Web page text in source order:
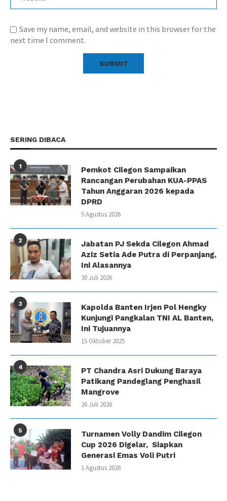
Save my name, email, and website in this browser for the
next time I comment.
SERING DIBACA
1
Pemkot Cilegon Sampaikan
Rancangan Perubahan KUA-PPAS
Tahun Anggaran 2026 kepada
DPRD
5 Agustus 2026
2
Jabatan PJ Sekda Cilegon Ahmad
Aziz Setia Ade Putra di Perpanjang,
Ini Alasannya
30 Juli 2026
3
Kapolda Banten Irjen Pol Hengky
Kunjungi Pangkalan TNI AL Banten,
Ini Tujuannya
15 Oktober 2025
4
PT Chandra Asri Dukung Baraya
Patikang Pandeglang Penghasil
Mangrove
26 Juli 2026
5
Turnamen Volly Dandim Cilegon
Cup 2026 Digelar, Siapkan
Generasi Emas Voli Putri
1 Agustus 2026